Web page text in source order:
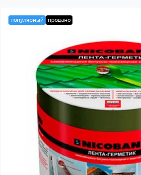
популярный продано